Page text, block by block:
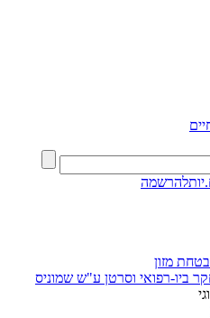
להרשמה
מזון
ביו-רפואי וסרטן ע"ש שמוניס